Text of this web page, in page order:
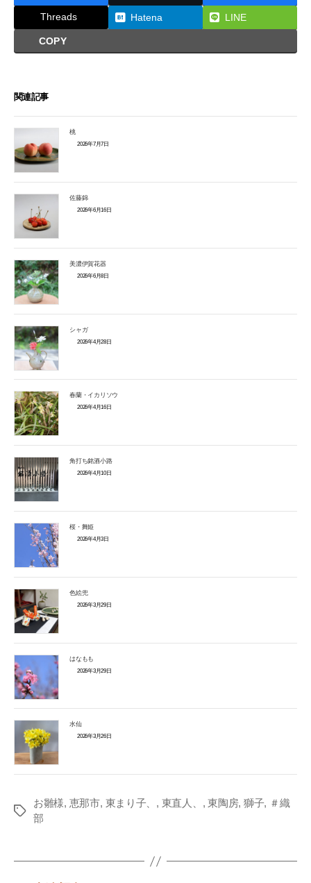
Threads Hatena LINE
COPY
関連記事
桃
2026年7月7日
佐藤錦
2026年6月16日
美濃伊賀花器
2026年6月8日
シャガ
2026年4月28日
春蘭・イカリソウ
2026年4月16日
角打ち銘酒小路
2026年4月10日
桜・舞姫
2026年4月3日
色絵兜
2026年3月29日
はなもも
2026年3月29日
水仙
2026年3月26日
Tags
お雛様, 恵那市, 東まり子、 , 東直人、 ,東陶房, 獅子, ＃織
部